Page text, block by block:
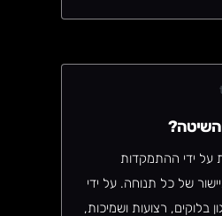
השיטה?
על ידי ההתמקדות
של כל תנוחה. על ידי
בלוקים, רצועות ושמיכות,